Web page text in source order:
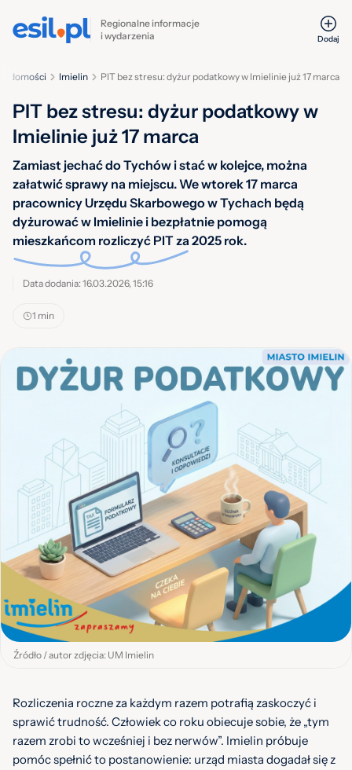
Regionalne informacje
i wydarzenia
Dodaj
PIT bez stresu: dyżur podatkowy w Imielinie już 17 marca
Imielin
PIT bez stresu: dyżur podatkowy w
Imielinie już 17 marca
Zamiast jechać do Tychów i stać w kolejce, można
załatwić sprawy na miejscu. We wtorek 17 marca
pracownicy Urzędu Skarbowego w Tychach będą
dyżurować w Imielinie i bezpłatnie pomogą
mieszkańcom rozliczyć PIT za 2025 rok.
Data dodania: 16.03.2026, 15:16
1 min
Źródło / autor zdjęcia: UM Imielin
Rozliczenia roczne za każdym razem potrafią zaskoczyć i
sprawić trudność. Człowiek co roku obiecuje sobie, że „tym
razem zrobi to wcześniej i bez nerwów”. Imielin próbuje
pomóc spełnić to postanowienie: urząd miasta dogadał się z